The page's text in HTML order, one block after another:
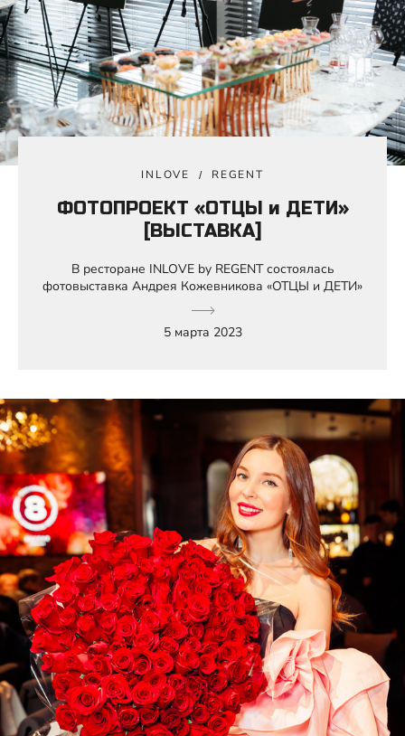
INLOVE REGENT
ФОТОПРОЕКТ «ОТЦЫ и ДЕТИ»
[ВЫСТАВКА]
В ресторане INLOVE by REGENT состоялась
фотовыставка Андрея Кожевникова «ОТЦЫ и ДЕТИ»
5 марта 2023